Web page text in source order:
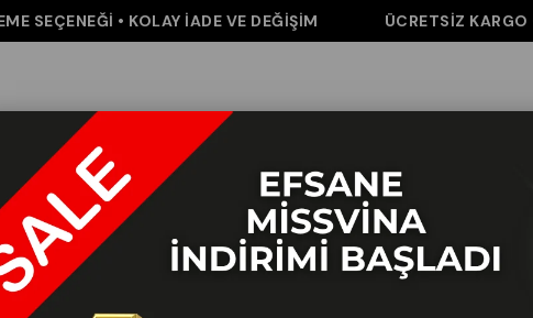
• KOLAY İADE VE DEĞİŞİM ÜCRETSİZ KARGO •
Giyim Pantolon Elbise&Tulum Takım Aksesuar